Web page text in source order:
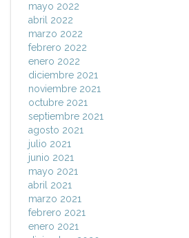
mayo 2022
abril 2022
marzo 2022
febrero 2022
enero 2022
diciembre 2021
noviembre 2021
octubre 2021
septiembre 2021
agosto 2021
julio 2021
junio 2021
mayo 2021
abril 2021
marzo 2021
febrero 2021
enero 2021